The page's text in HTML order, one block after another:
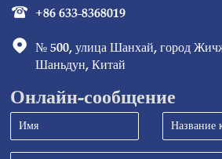
 +86 633-8368019
 № 500, улица Шанхай, город
Шаньдун, Китай
Онлайн-сообщение